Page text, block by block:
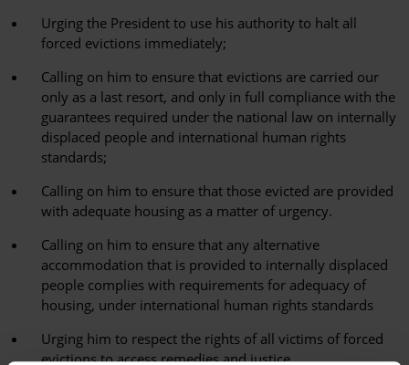
Urging the President to use his authority to halt all
forced evictions immediately;
Calling on him to ensure that evictions are carried our
only as a last resort, and only in full compliance with the
guarantees required under the national law on internally
displaced people and international human rights
standards;
Calling on him to ensure that those evicted are provided
with adequate housing as a matter of urgency.
Calling on him to ensure that any alternative
accommodation that is provided to internally displaced
people complies with requirements for adequacy of
housing, under international human rights standards
Urging him to respect the rights of all victims of forced
evictions to access remedies and justice.